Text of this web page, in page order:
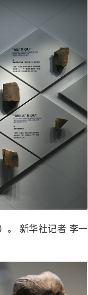
。 新华社记者 李一